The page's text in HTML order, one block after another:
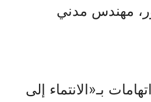
مهندس مدني
بـ«الانتماء إلى